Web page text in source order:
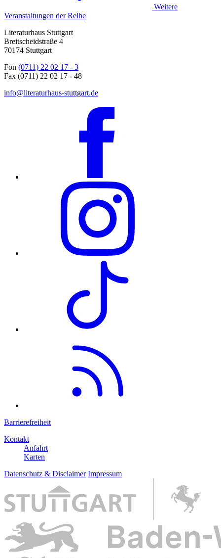
Weitere
Veranstaltungen der Reihe
Literaturhaus Stuttgart
Breitscheidstraße 4
70174 Stuttgart
Fon (0711) 22 02 17 - 3
Fax (0711) 22 02 17 - 48
info@literaturhaus-stuttgart.de
Barrierefreiheit
Kontakt
Anfahrt
Karten
Datenschutz & Disclaimer Impressum